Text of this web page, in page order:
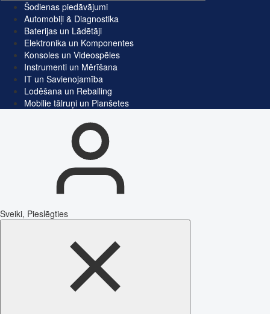
Šodienas piedāvājumi
Automobiļi & Diagnostika
Baterijas un Lādētāji
Elektronika un Komponentes
Konsoles un Videospēles
Instrumenti un Mērīšana
IT un Savienojamība
Lodēšana un Reballing
Mobilie tālruņi un Planšetes
Sveiki, Pieslēgties